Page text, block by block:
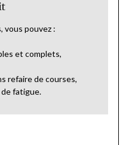
vous pouvez :
et complets,
refaire de courses,
fatigue.